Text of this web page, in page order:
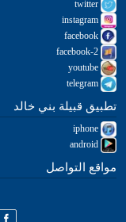
تطبيق قبيلة بني خالد
مواقع التواصل